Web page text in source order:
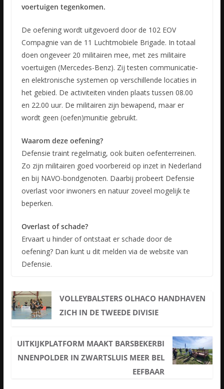
voertuigen tegenkomen.
De oefening wordt uitgevoerd door de 102 EOV
Compagnie van de 11 Luchtmobiele Brigade. In totaal
doen ongeveer 20 militairen mee, met zes militaire
voertuigen (Mercedes-Benz). Zij testen communicatie-
en elektronische systemen op verschillende locaties in
het gebied. De activiteiten vinden plaats tussen 08.00
en 22.00 uur. De militairen zijn bewapend, maar er
wordt geen (oefen)munitie gebruikt.
Waarom deze oefening?
Defensie traint regelmatig, ook buiten oefenterreinen.
Zo zijn militairen goed voorbereid op inzet in Nederland
en bij NAVO-bondgenoten. Daarbij probeert Defensie
overlast voor inwoners en natuur zoveel mogelijk te
beperken.
Overlast of schade?
Ervaart u hinder of ontstaat er schade door de
oefening? Dan kunt u dit melden via de website van
Defensie.
VOLLEYBALSTERS OLHACO HANDHAVEN
ZICH IN DE TWEEDE DIVISIE
UITKIJKPLATFORM MAAKT BARSBEKERBI
NNENPOLDER IN ZWARTSLUIS MEER BEL
EEFBAAR